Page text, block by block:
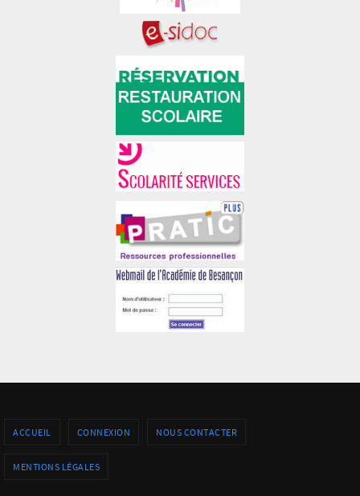
ACCUEIL CONNEXION NOUS CONTACTER
MENTIONS LÉGALES